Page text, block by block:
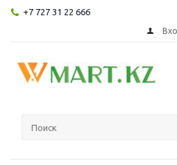
+7 727 31 22 666